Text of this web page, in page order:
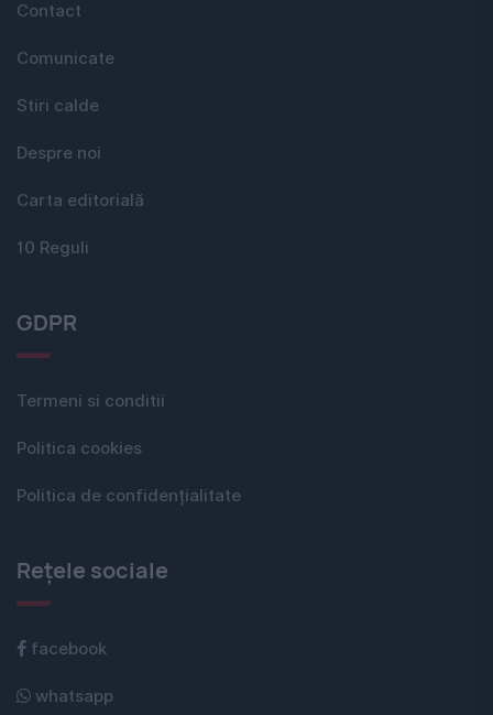
Contact
Comunicate
Stiri calde
Despre noi
Carta editorială
10 Reguli
GDPR
Termeni si conditii
Politica cookies
Politica de confidențialitate
Rețele sociale
facebook
whatsapp